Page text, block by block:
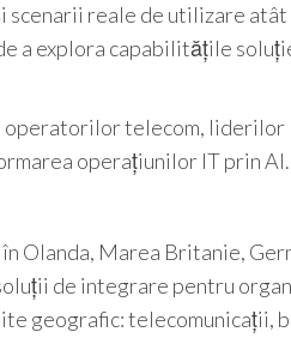
scenarii reale de utilizare atât
a explora capabilitățile
operatorilor telecom, liderilor
operațiunilor IT prin AI.
Olanda, Marea Britanie,
de integrare pentru
geografic: telecomunicații,